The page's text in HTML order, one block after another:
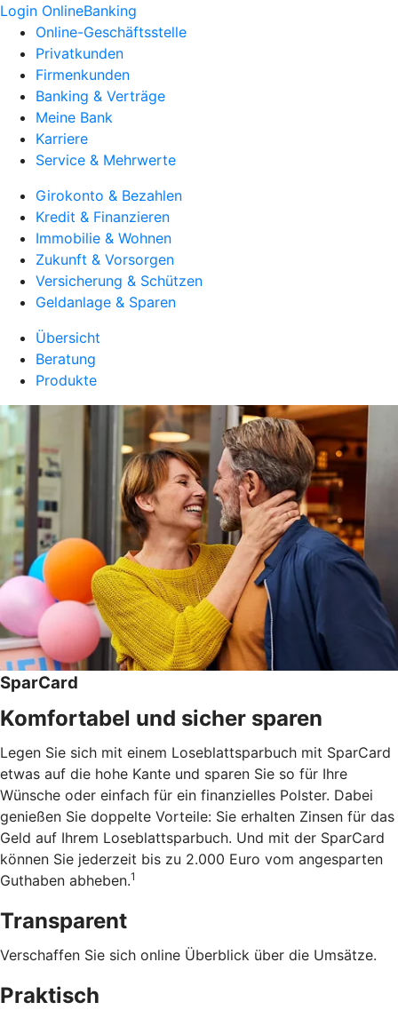
Login OnlineBanking
Online-Geschäftsstelle
Privatkunden
Firmenkunden
Banking & Verträge
Meine Bank
Karriere
Service & Mehrwerte
Girokonto & Bezahlen
Kredit & Finanzieren
Immobilie & Wohnen
Zukunft & Vorsorgen
Versicherung & Schützen
Geldanlage & Sparen
Übersicht
Beratung
Produkte
SparCard
Komfortabel und sicher sparen
Legen Sie sich mit einem Loseblattsparbuch mit SparCard
etwas auf die hohe Kante und sparen Sie so für Ihre
Wünsche oder einfach für ein finanzielles Polster. Dabei
genießen Sie doppelte Vorteile: Sie erhalten Zinsen für das
Geld auf Ihrem Loseblattsparbuch. Und mit der SparCard
können Sie jederzeit bis zu 2.000 Euro vom angesparten
Guthaben abheben.1
Transparent
Verschaffen Sie sich online Überblick über die Umsätze.
Praktisch